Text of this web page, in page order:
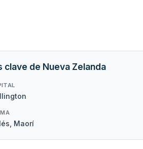
clave de Nueva Zelanda
Maorí